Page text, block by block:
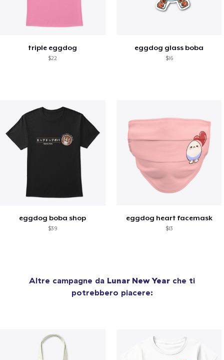
triple eggdog
$22
eggdog glass boba
$16
eggdog boba shop
$39
eggdog heart facemask
$13
Altre campagne da Lunar New Year che ti
potrebbero piacere: